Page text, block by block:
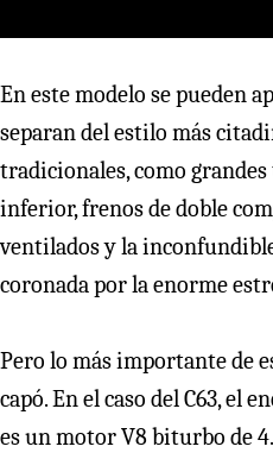
En este modelo se pueden
separan del estilo más
tradicionales, como
inferior, frenos de doble
ventilados y la
coronada por la enorme
Pero lo más importante de
capó. En el caso del C63, el
es un motor V8 biturbo de